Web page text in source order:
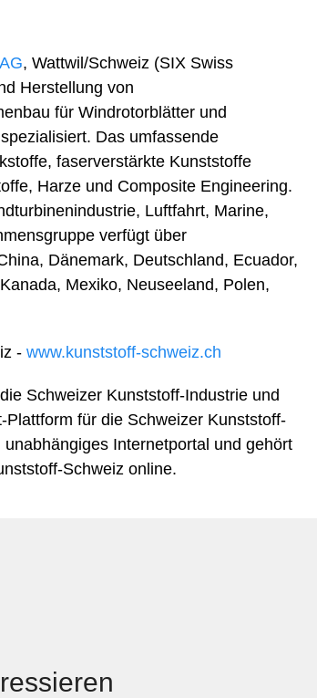
, Wattwil/Schweiz (SIX Swiss
Herstellung von
für Windrotorblätter und
Das umfassende
faserverstärkte Kunststoffe
Harze und Composite Engineering.
Luftfahrt, Marine,
verfügt über
Dänemark, Deutschland, Ecuador,
Mexiko, Neuseeland, Polen,
- www.kunststoff-schweiz.ch
Schweizer Kunststoff-Industrie und
für die Schweizer Kunststoff-
Internetportal und gehört
Schweiz online.